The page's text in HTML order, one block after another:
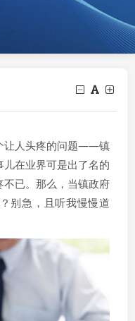
让人头疼的问题——镇
在业界可是出了名的
已。那么，当镇政府
别急，且听我慢慢道